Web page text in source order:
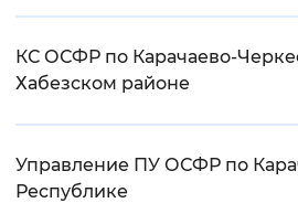
КС ОСФР по Карачаево-
Хабезском районе
Управление ПУ ОСФР по
Республике